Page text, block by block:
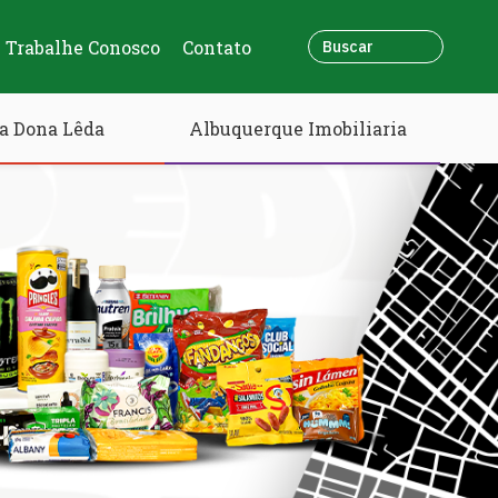
Trabalhe Conosco Contato
Dona Lêda Albuquerque Imobiliaria